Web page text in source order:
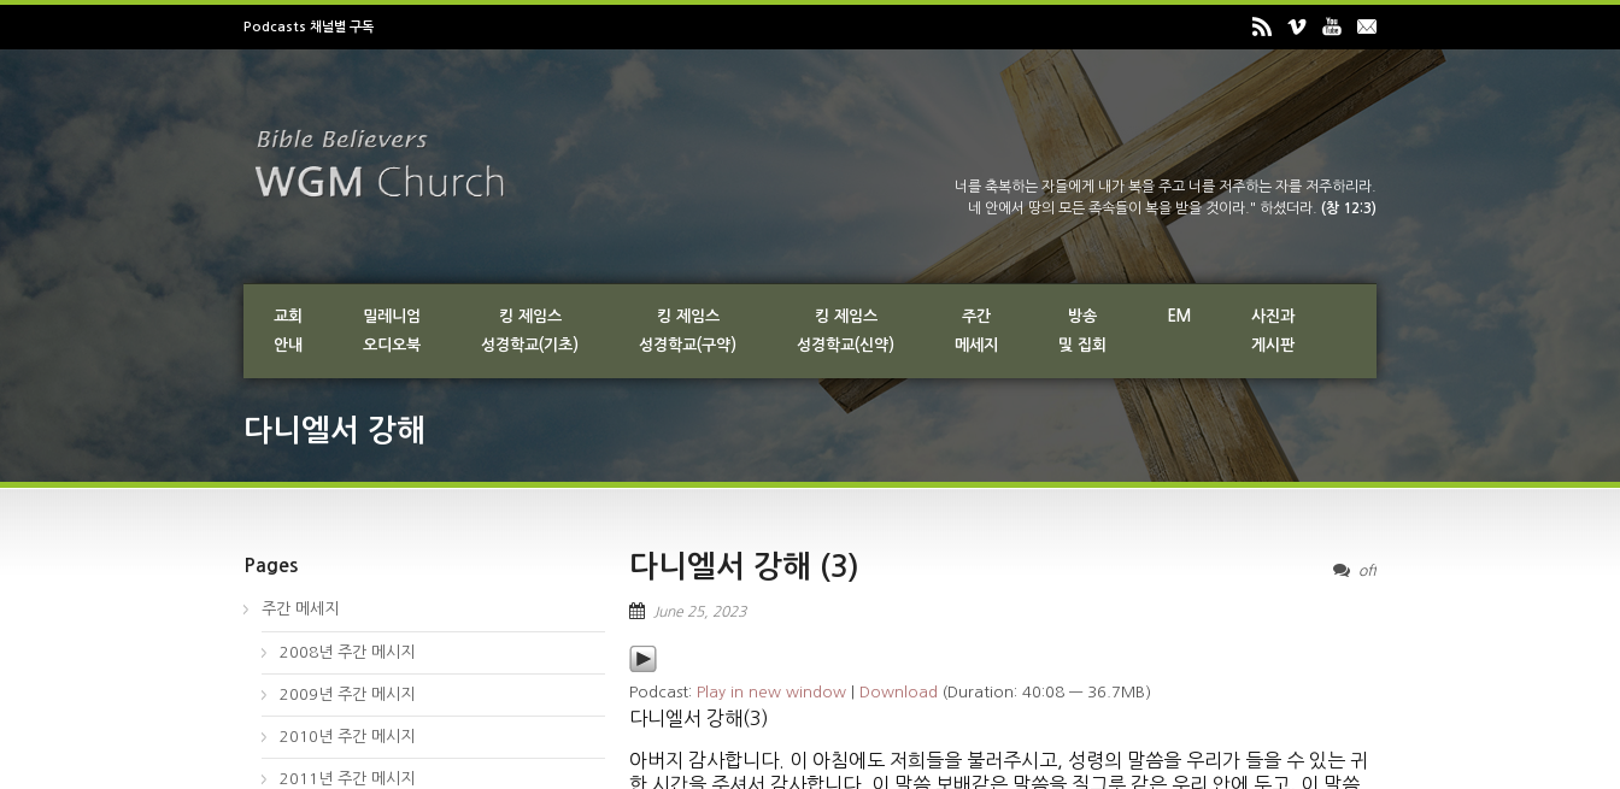
Podcasts 채널별 구독
너를 축복하는 자들에게 내가 복을 주고 너를 저주하는 자를 저주하리라.
네 안에서 땅의 모든 족속들이 복을 받을 것이라." 하셨더라. (창 12:3)
교회
안내
밀레니엄
오디오북
킹 제임스
성경학교(기초)
킹 제임스
성경학교(구약)
킹 제임스
성경학교(신약)
주간
메세지
방송
및 집회
EM
사진과
게시판
다니엘서 강해
off
다니엘서 강해 (3)
June 25, 2023
Podcast: Play in new window Download (Duration: 40:08 — 36.7MB)
다니엘서 강해(3)
아버지 감사합니다. 이 아침에도 저희들을 불러주시고, 성령의 말씀을 우리가 들을 수 있는 귀
한 시간을 주셔서 감사합니다. 이 말씀 보배같은 말씀을 질그릇 같은 우리 안에 두고, 이 말씀
Pages
주간 메세지
2008년 주간 메시지
2009년 주간 메시지
2010년 주간 메시지
2011년 주간 메시지